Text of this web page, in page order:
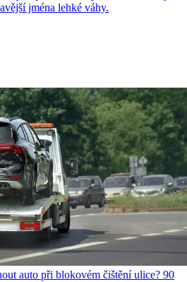
jména lehké váhy.
auto při blokovém čištění ulice? 90